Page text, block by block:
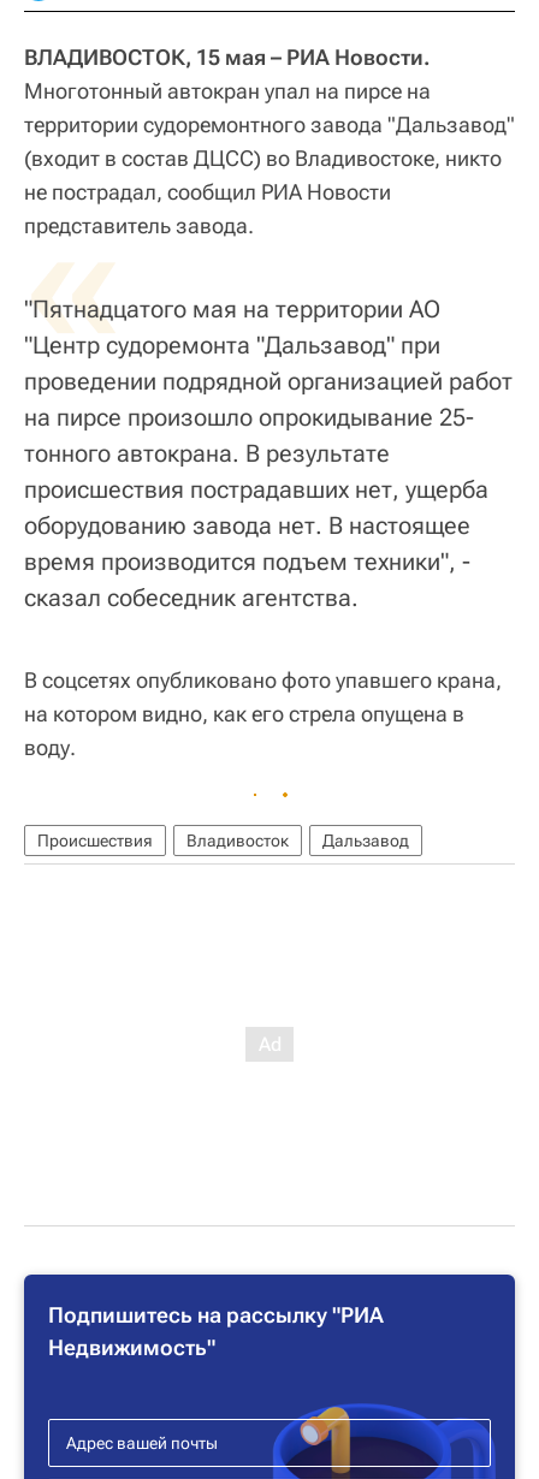
ВЛАДИВОСТОК, 15 мая – РИА Новости.
Многотонный автокран упал на пирсе на
территории судоремонтного завода "Дальзавод"
(входит в состав ДЦСС) во Владивостоке, никто
не пострадал, сообщил РИА Новости
представитель завода.
«
"Пятнадцатого мая на территории АО
"Центр судоремонта "Дальзавод" при
проведении подрядной организацией работ
на пирсе произошло опрокидывание 25-
тонного автокрана. В результате
происшествия пострадавших нет, ущерба
оборудованию завода нет. В настоящее
время производится подъем техники", -
сказал собеседник агентства.
В соцсетях опубликовано фото упавшего крана,
на котором видно, как его стрела опущена в
воду.
Происшествия Владивосток Дальзавод
Подпишитесь на рассылку "РИА
Недвижимость"